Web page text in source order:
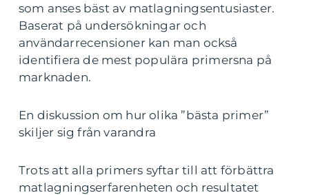
som anses bäst av matlagningsentusiaster.
Baserat på undersökningar och
användarrecensioner kan man också
identifiera de mest populära primersna på
marknaden.
En diskussion om hur olika ”bästa primer”
skiljer sig från varandra
Trots att alla primers syftar till att förbättra
matlagningserfarenheten och resultatet